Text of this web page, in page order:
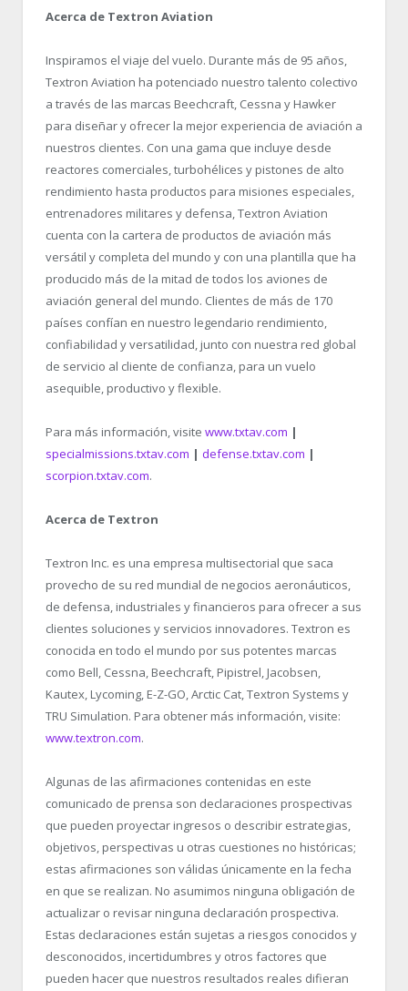
Acerca de Textron Aviation
Inspiramos el viaje del vuelo. Durante más de 95 años,
Textron Aviation ha potenciado nuestro talento colectivo
a través de las marcas Beechcraft, Cessna y Hawker
para diseñar y ofrecer la mejor experiencia de aviación a
nuestros clientes. Con una gama que incluye desde
reactores comerciales, turbohélices y pistones de alto
rendimiento hasta productos para misiones especiales,
entrenadores militares y defensa, Textron Aviation
cuenta con la cartera de productos de aviación más
versátil y completa del mundo y con una plantilla que ha
producido más de la mitad de todos los aviones de
aviación general del mundo. Clientes de más de 170
países confían en nuestro legendario rendimiento,
confiabilidad y versatilidad, junto con nuestra red global
de servicio al cliente de confianza, para un vuelo
asequible, productivo y flexible.
Para más información, visite www.txtav.com |
specialmissions.txtav.com | defense.txtav.com |
scorpion.txtav.com.
Acerca de Textron
Textron Inc. es una empresa multisectorial que saca
provecho de su red mundial de negocios aeronáuticos,
de defensa, industriales y financieros para ofrecer a sus
clientes soluciones y servicios innovadores. Textron es
conocida en todo el mundo por sus potentes marcas
como Bell, Cessna, Beechcraft, Pipistrel, Jacobsen,
Kautex, Lycoming, E-Z-GO, Arctic Cat, Textron Systems y
TRU Simulation. Para obtener más información, visite:
www.textron.com.
Algunas de las afirmaciones contenidas en este
comunicado de prensa son declaraciones prospectivas
que pueden proyectar ingresos o describir estrategias,
objetivos, perspectivas u otras cuestiones no históricas;
estas afirmaciones son válidas únicamente en la fecha
en que se realizan. No asumimos ninguna obligación de
actualizar o revisar ninguna declaración prospectiva.
Estas declaraciones están sujetas a riesgos conocidos y
desconocidos, incertidumbres y otros factores que
pueden hacer que nuestros resultados reales difieran